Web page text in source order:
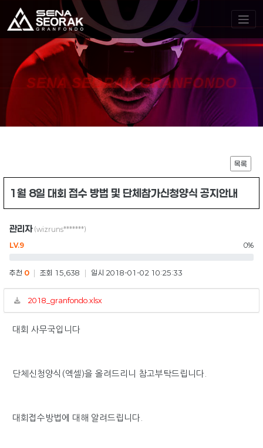
SENA SEORAK GRANFONDO
목록
1월 8일 대회 접수 방법 및 단체참가신청양식 공지안내
관리자 (wizruns*******)
LV.9 0%
추천 0 조회 15,638 일시 2018-01-02 10:25:33
2018_granfondo.xlsx
대회 사무국입니다
단체신청양식(엑셀)을 올려드리니 참고부탁드립니다.
대회접수방법에 대해 알려드립니다.